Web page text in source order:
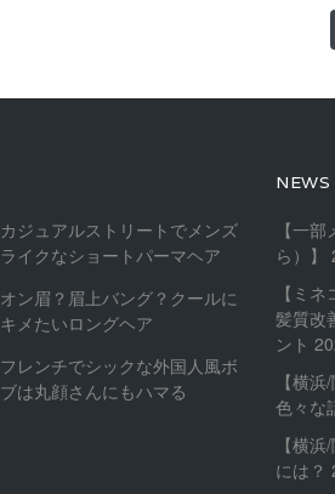
カジュアルストリートでメンズ
ライクなショートパーマヘア
オン眉？眉上バング？クールに
キメたいロングヘア
フレンチでシックな外国人風ボ
ブは丸顔さんにもハマる
NEWS
【一
ら）】
【ミ
髪質改
ント
【横
色々な
【横
には？